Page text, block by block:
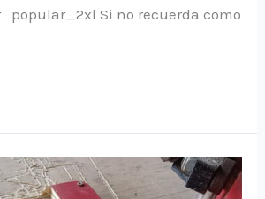
popular_2xl Si no recuerda como